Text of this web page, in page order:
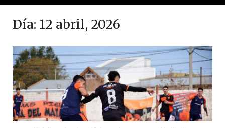
Día: 12 abril, 2026